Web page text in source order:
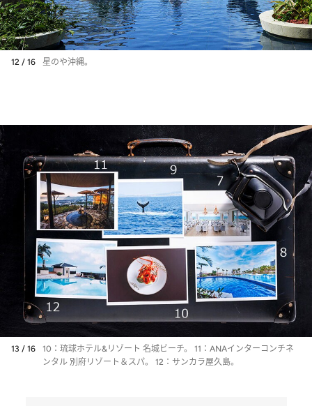
12 / 16 星のや沖縄。
13 / 16
10：琉球ホテル&リゾート 名城ビーチ。 11：ANAインターコンチネ
ンタル 別府リゾート＆スパ。 12：サンカラ屋久島。